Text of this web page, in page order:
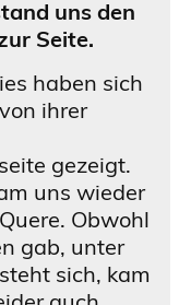
uns den
Seite.
haben sich
ihrer
gezeigt.
uns wieder
Obwohl
gab, unter
sich, kam